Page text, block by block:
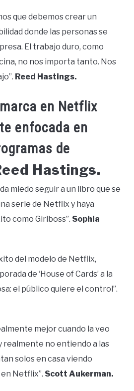
que debemos crear un
donde las personas se
El trabajo duro, como
no nos importa tanto. Nos
Reed Hastings.
en Netflix
enfocada en
de
Hastings.
miedo seguir a un libro que se
serie de Netflix y haya
como Girlboss”. Sophia
del modelo de Netflix,
de ‘House of Cards’ a la
el público quiere el control”.
mejor cuando la veo
realmente no entiendo a las
solos en casa viendo
Netflix”. Scott Aukerman.